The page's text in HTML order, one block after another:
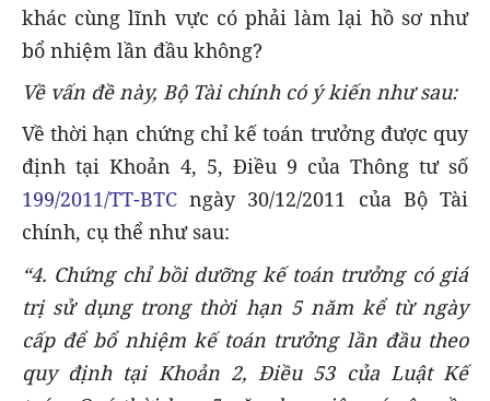
khác cùng lĩnh vực có phải làm lại hồ sơ như
bổ nhiệm lần đầu không?
Về vấn đề này, Bộ Tài chính có ý kiến như sau:
Về thời hạn chứng chỉ kế toán trưởng được quy
định tại Khoản 4, 5, Điều 9 của Thông tư số
199/2011/TT-BTC ngày 30/12/2011 của Bộ Tài
chính, cụ thể như sau:
“4. Chứng chỉ bồi dưỡng kế toán trưởng có giá
trị sử dụng trong thời hạn 5 năm kể từ ngày
cấp để bổ nhiệm kế toán trưởng lần đầu theo
quy định tại Khoản 2, Điều 53 của Luật Kế